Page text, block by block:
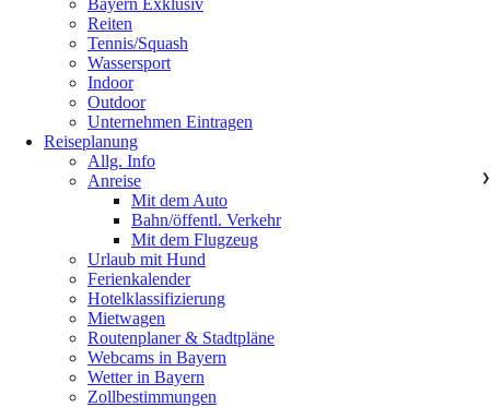
Bayern Exklusiv
Reiten
Tennis/Squash
Wassersport
Indoor
Outdoor
Unternehmen Eintragen
Reiseplanung
Allg. Info
Anreise
❯
Mit dem Auto
Bahn/öffentl. Verkehr
Mit dem Flugzeug
Urlaub mit Hund
Ferienkalender
Hotelklassifizierung
Mietwagen
Routenplaner & Stadtpläne
Webcams in Bayern
Wetter in Bayern
Zollbestimmungen